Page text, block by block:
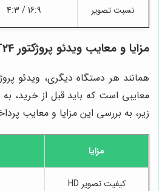
نسبت تصویر 16:9 / 4:3
مزایا و معایب ویدئو پروژکتور T24: آیا ارزشش را دارد؟
معایبی است که باید قبل از خرید،
زیر، به بررسی این مزایا و معایب
مزایا
کیفیت تصویر HD